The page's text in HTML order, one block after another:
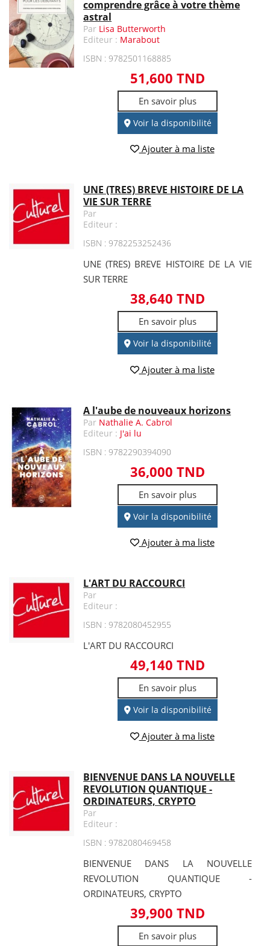
comprendre grâce à votre thème
astral
Par Lisa Butterworth
Editeur : Marabout
ISBN : 9782501168885
51,600 TND
En savoir plus
Voir la disponibilité
Ajouter à ma liste
UNE (TRES) BREVE HISTOIRE DE LA
VIE SUR TERRE
Par
Editeur :
ISBN : 9782253252436
UNE (TRES) BREVE HISTOIRE DE LA VIE
SUR TERRE
38,640 TND
En savoir plus
Voir la disponibilité
Ajouter à ma liste
A l'aube de nouveaux horizons
Par Nathalie A. Cabrol
Editeur : J'ai lu
ISBN : 9782290394090
36,000 TND
En savoir plus
Voir la disponibilité
Ajouter à ma liste
L'ART DU RACCOURCI
Par
Editeur :
ISBN : 9782080452955
L'ART DU RACCOURCI
49,140 TND
En savoir plus
Voir la disponibilité
Ajouter à ma liste
BIENVENUE DANS LA NOUVELLE
REVOLUTION QUANTIQUE -
ORDINATEURS, CRYPTO
Par
Editeur :
ISBN : 9782080469458
BIENVENUE DANS LA NOUVELLE
REVOLUTION QUANTIQUE -
ORDINATEURS, CRYPTO
39,900 TND
En savoir plus